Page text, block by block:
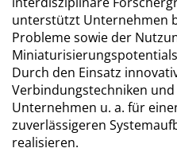
unterstützt Unternehmen
Probleme sowie der
Durch den Einsatz
Verbindungstechniken
Unternehmen u. a. für
zuverlässigeren
realisieren.